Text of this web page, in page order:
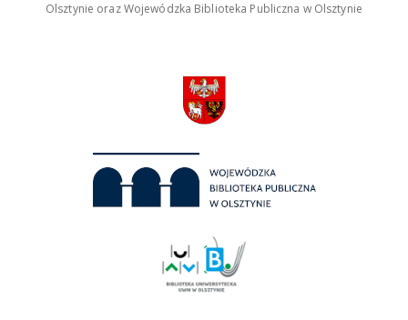
Olsztynie oraz Wojewódzka Biblioteka Publiczna w Olsztynie